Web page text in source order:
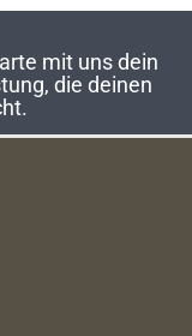
mit uns dein
die deinen